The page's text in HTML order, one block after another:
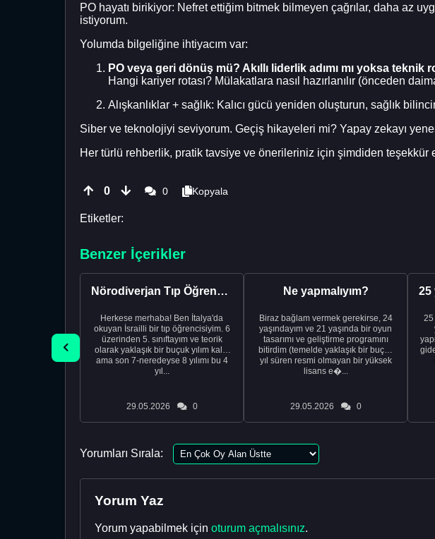
PO hayatı birikiyor: Nefret ettiğim bitmek bilmeyen çağrılar, daha az
istiyorum.
Yolumda bilgeliğine ihtiyacım var:
PO veya geri dönüş mü? Akıllı liderlik adımı mı yoksa
Hangi kariyer rotası? Mülakatlara nasıl hazırlanılır (önceden
Alışkanlıklar + sağlık: Kalıcı gücü yeniden oluşturun, sağlık
Siber ve teknolojiyi seviyorum. Geçiş hikayeleri mi? Yapay zekayı
Her türlü rehberlik, pratik tavsiye ve önerileriniz için şimdiden teşekkür
0 0 Kopyala
Etiketler:
Benzer İçerikler
Nörodiverjan Tıp Öğrencisi Yeni Bir Yol Arıyor
Herkese merhaba! Ben İtalya'da
okuyan İsrailli bir tıp öğrencisiyim. 6
üzerinden 5. sınıftayım ve teorik
olarak yaklaşık bir buçuk yılım kaldı
ama son 7-neredeyse 8 yılımı bu 4
yıl...
29.05.2026 0
Ne yapmalıyım?
Biraz bağlam vermek gerekirse, 24
yaşındayım ve 21 yaşında bir oyun
tasarımı ve geliştirme programını
bitirdim (temelde yaklaşık bir buçuk
yıl süren resmi olmayan bir yüksek
lisans e�...
29.05.2026 0
25
Yorumları Sırala:
Yorum Yaz
Yorum yapabilmek için oturum açmalısınız.